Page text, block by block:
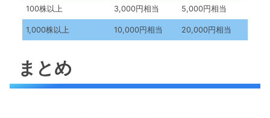
100株以上 3,000円相当 5,000円相当
1,000株以上 10,000円相当 20,000円相当
まとめ